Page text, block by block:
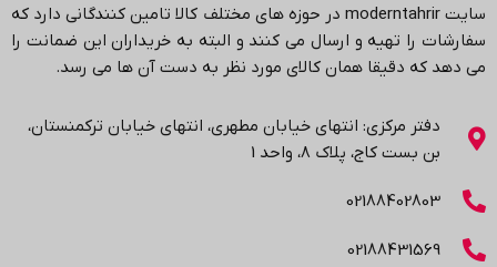
سایتmoderntahrir در حوزه های مختلف کالا تامین کنندگانی دارد که
سفارشات را تهیه و ارسال می کنند و البته به خریداران این ضمانت را
می دهد که دقیقا همان کالای مورد نظر به دست آن ها می رسد.
دفتر مرکزی: انتهاي خیابان مطهری، انتهاي خیابان ترکمنستان،
بن بست کاج، پلاک ۸، واحد 1
02188402803
02188431569